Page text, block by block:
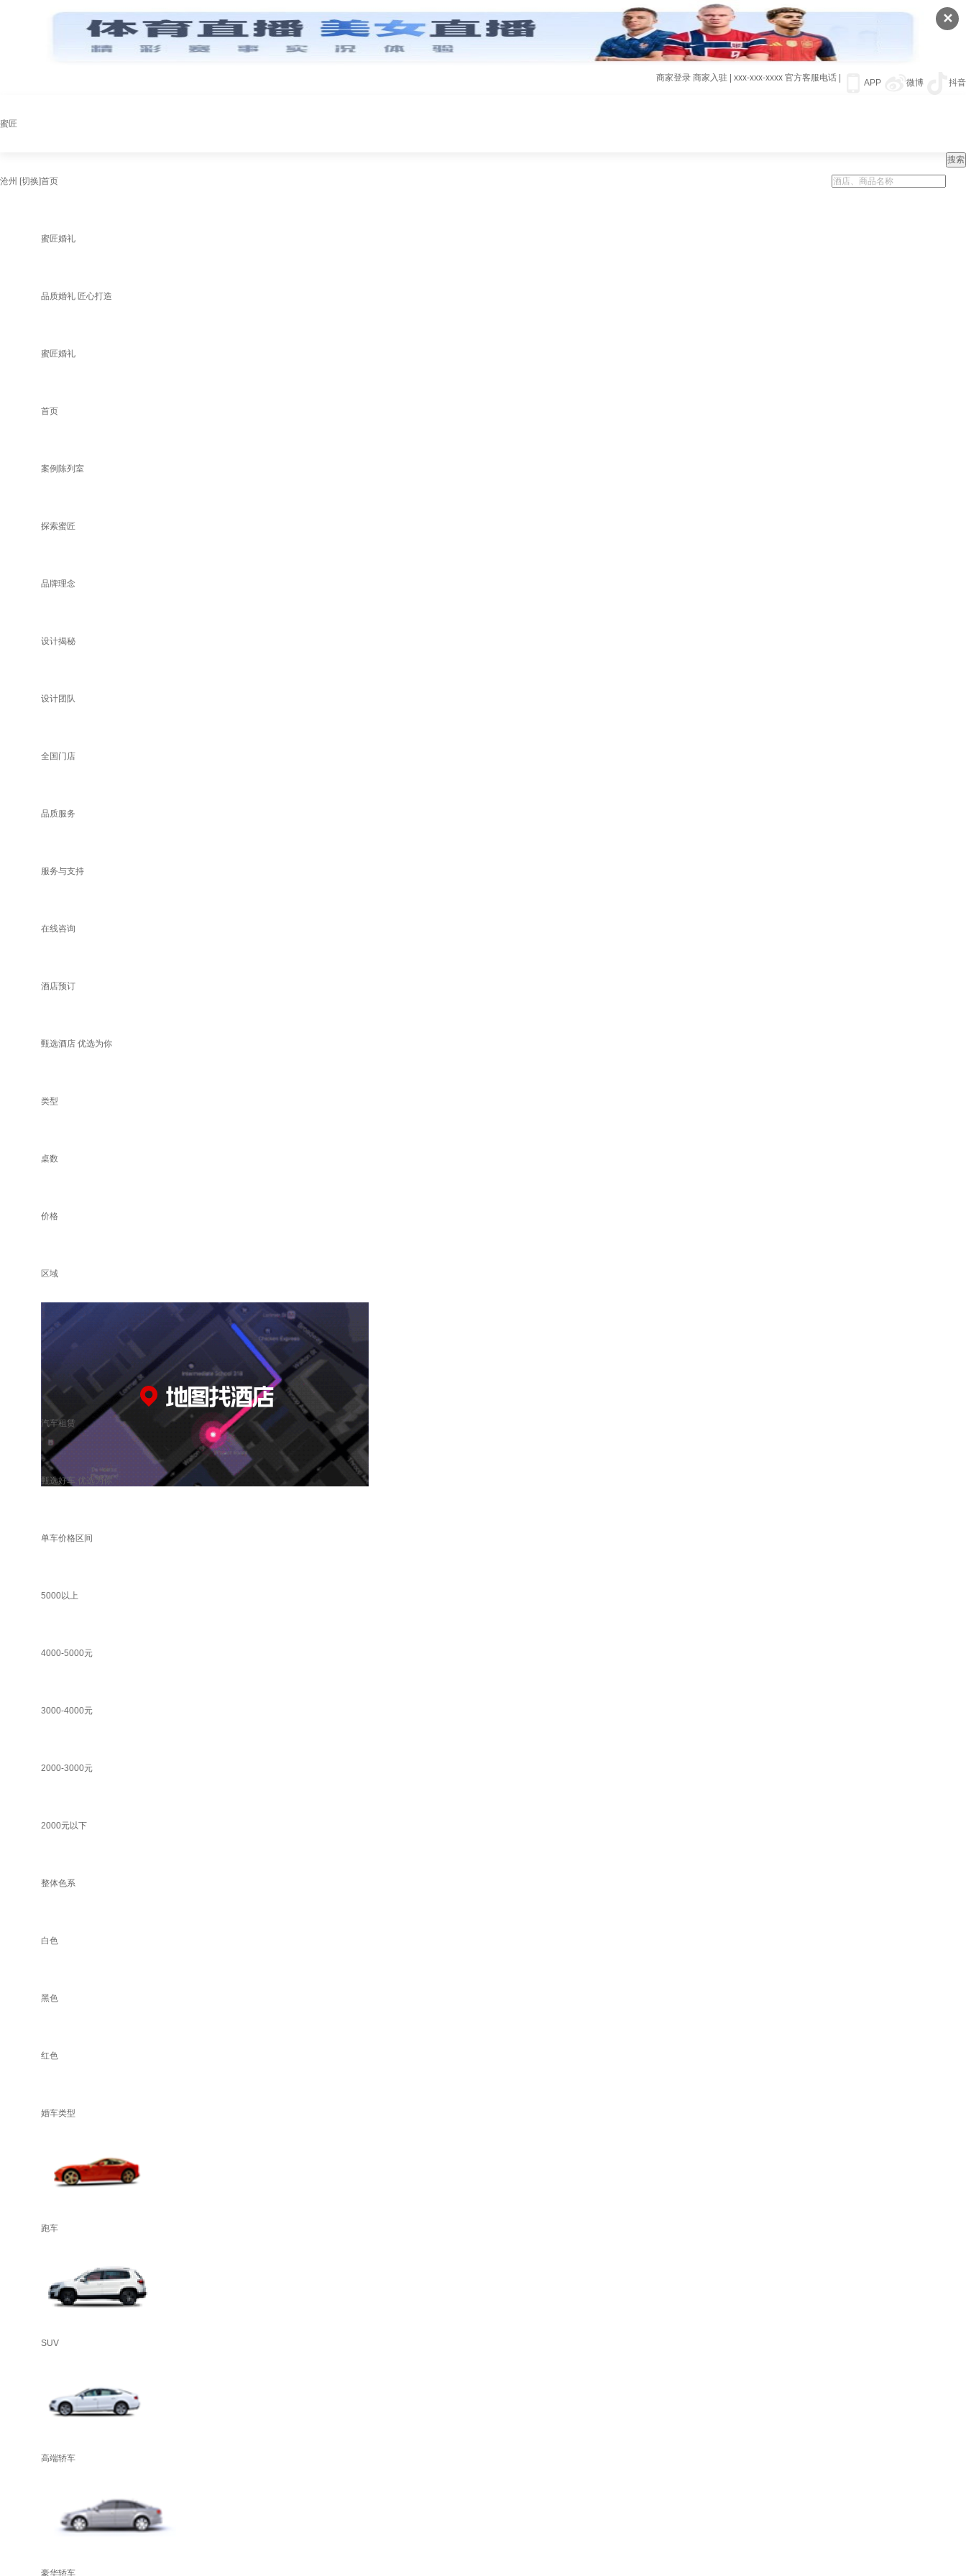
✕
APP 微博 抖音
商家登录 商家入驻 xxx-xxx-xxxx 官方客服电话
蜜匠
沧州 [切换]首页
蜜匠婚礼
品质婚礼 匠心打造
蜜匠婚礼
首页
案例陈列室
探索蜜匠
品牌理念
设计揭秘
设计团队
全国门店
品质服务
服务与支持
在线咨询
酒店预订
甄选酒店 优选为你
类型
桌数
价格
区域
汽车租赁
甄选好车 优选为你
单车价格区间
5000以上
4000-5000元
3000-4000元
2000-3000元
2000元以下
整体色系
白色
黑色
红色
婚车类型
跑车
SUV
高端轿车
豪华轿车